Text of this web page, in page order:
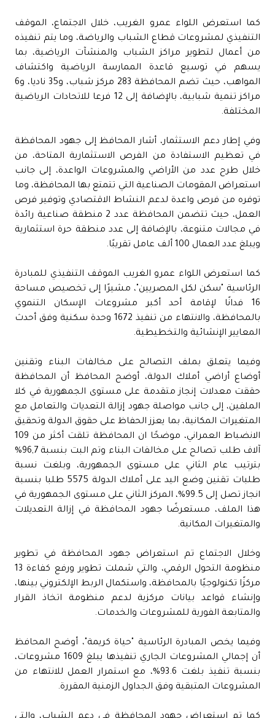
كما استعرض اللواء عمرو الغريب، خلال الاجتماع، الموقف
التنفيذي لمشروعات قطاع الشباب والرياضة، وما يتم تنفيذه
من أعمال لتطوير مراكز الشباب والمنشآت الرياضية، بما
يسهم في توسيع قاعدة الممارسة الرياضية واكتشاف
المواهب، حيث تضم المحافظة 283 مركز شباب، و35 ناديا، و6
مراكز تنمية شبابية، بالإضافة إلى 12 فرعا للاتحادات الرياضية
المختلفة.
وفي إطار دعم الاستثمار، أشار المحافظ إلى جهود المحافظة
في تعظيم الاستفادة من الفرص الاستثمارية المتاحة، من
خلال طرح عدد من الأراضي والمشروعات الواعدة، إلى جانب
استعراض المقومات الصناعية التي تتمتع بها المحافظة، وما
توفره من فرص واعدة لدعم النشاط الاقتصادي وتوفير فرص
العمل، حيث تتضمن المحافظة عدد 2 منطقة صناعية رائدة
في مجالات متنوعة، بالإضافة إلى عدد منطقة حرة استثمارية
ويبلغ عدد العمال 100 ألف عامل تقريبًا.
كما استعرض اللواء عمرو الغريب الموقف التنفيذي للمبادرة
الرئاسية "سكن لكل المصريين"، مشيرًا إلى تخصيص مساحة
16 فدانًا لإقامة أحد أكبر مشروعات الإسكان التنموي
بالمحافظة، والانتهاء من تنفيذ 1672 وحدة سكنية وفق أحدث
المعايير الإنشائية والتخطيطية.
وفيما يتعلق بملف التصالح على مخالفات البناء وتقنين
أوضاع أراضي أملاك الدولة، أوضح المحافظ أن المحافظة
حققت معدلات إنجاز متقدمة على مستوى الجمهورية في كلا
الملفين، إلى جانب مواصلة جهود إزالة التعديات والتعامل مع
المتغيرات المكانية، بما يعزز الحفاظ على حقوق الدولة وتحقيق
الانضباط العمراني، موضحًا ان المحافظة تلقت أكثر من 109
آلاف طلب تصالح على مخالفات البناء وتم البت بنسبة 96,7%
بترتيب عام الثاني على مستوى الجمهورية، وبلغت نسبة
طلبات تقنين وضع اليد على أملاك الدولة 5575 طلبا بنسبة
انجاز تصل إلى 99.5%، المركز الثاني على مستوى الجمهورية في
هذا الملف، مستعرضًا جهود المحافظة في إزالة التعديلات
والمتغيرات المكانية.
وخلال الاجتماع تم استعراض جهود المحافظة في تطوير
منظومة التحول الرقمي، والتي شملت تطوير ورفع كفاءة 13
مركزًا تكنولوجيًا بالمحافظة، واستكمال الربط الإلكتروني بينها،
وإنشاء قواعد بيانات مركزية لدعم منظومة اتخاذ القرار
والمتابعة الفورية للمشروعات والخدمات.
وفيما يخص المبادرة الرئاسية "حياة كريمة"، أوضح المحافظ
أن إجمالي المشروعات الجاري تنفيذها يبلغ 1609 مشروعات،
بنسبة تنفيذ بلغت 93.6%، مع استمرار العمل للانتهاء من
المشروعات المتبقية وفق الجداول الزمنية المقررة.